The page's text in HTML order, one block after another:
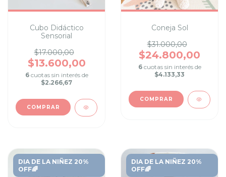
Cubo Didáctico
Sensorial
$17.000,00
$13.600,00
6 cuotas sin interés de
$2.266,67
COMPRAR
Coneja Sol
$31.000,00
$24.800,00
6 cuotas sin interés de
$4.133,33
COMPRAR
DIA DE LA NIÑEZ 20%
OFF🌈
DIA DE LA NIÑEZ 20%
OFF🌈